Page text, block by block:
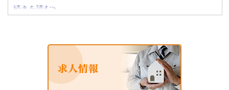
当社では現在、業績好調にともないまして、共に元気に明
るく働ける方を募集しています。
ですので、それぞれや
続きを読む>